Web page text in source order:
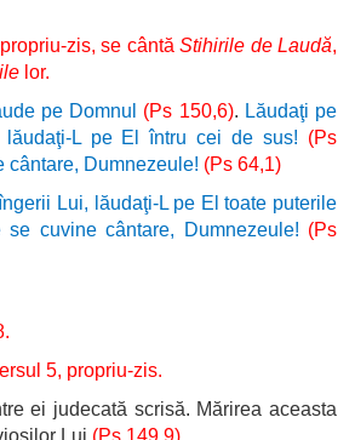
zis, se cântăStihirile de Laudă,
lor.
pe Domnul
(Ps 150,6). Lăudaţi pe
lăudaţi-L pe El întru cei de sus! (Ps
cântare, Dumnezeule! (Ps 64,1)
Lui, lăudaţi-L pe El toate puterile
se cuvine cântare, Dumnezeule! (Ps
5, propriu-zis.
ei judecată scrisă. Mărirea aceasta
Lui (Ps 149,9)